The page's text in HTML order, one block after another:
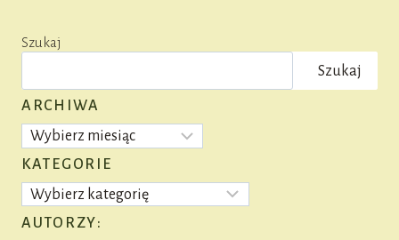
Szukaj
Szukaj
ARCHIWA
Archiwa
KATEGORIE
Kategorie
AUTORZY: